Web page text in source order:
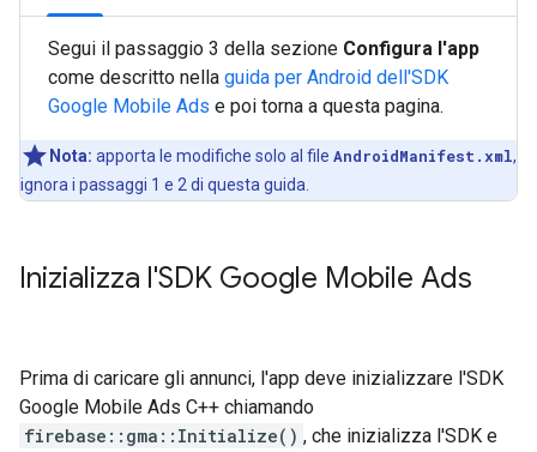
Segui il passaggio 3 della sezione Configura l'app
come descritto nella guida per Android dell'SDK
Google Mobile Ads e poi torna a questa pagina.
Nota: apporta le modifiche solo al file AndroidManifest.xml,
ignora i passaggi 1 e 2 di questa guida.
Inizializza l'SDK Google Mobile Ads
Prima di caricare gli annunci, l'app deve inizializzare l'SDK
Google Mobile Ads C++ chiamando
firebase::gma::Initialize() , che inizializza l'SDK e